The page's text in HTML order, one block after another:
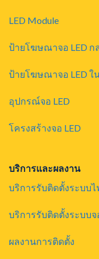
LED Module
ป้ายโฆษณาจอ LED ก
ป้ายโฆษณาจอ LED ใ
อุปกรณ์จอ LED
โครงสร้างจอ LED
บริการและผลงาน
บริการรับติดตั้งระบบไ
บริการรับติดตั้งระบบจ
ผลงานการติดตั้ง